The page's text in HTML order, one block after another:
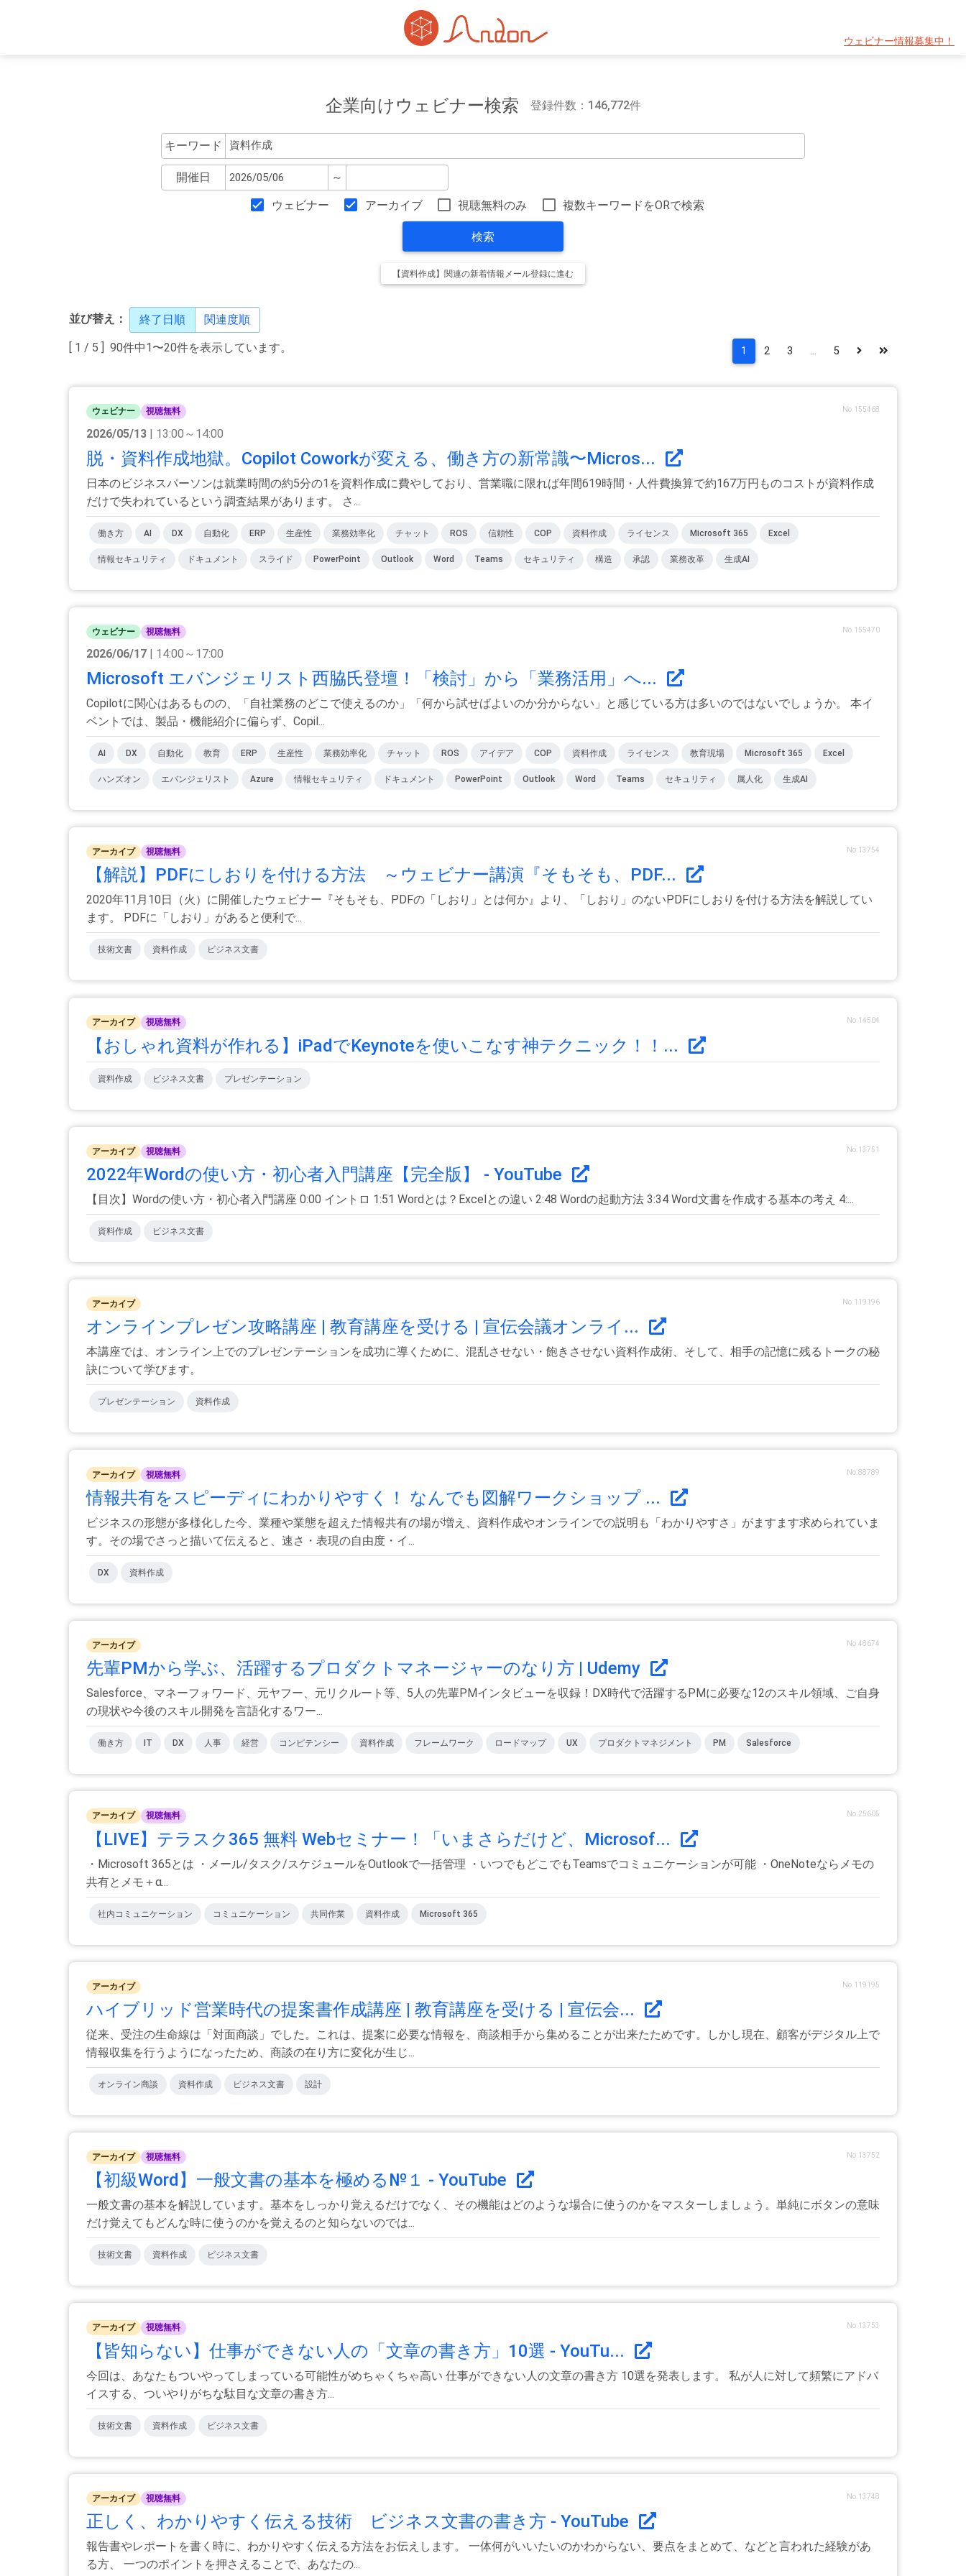
ウェビナー情報募集中！
企業向けウェビナー検索 登録件数：146,772件
キーワード
開催日 ～
ウェビナー アーカイブ 視聴無料のみ 複数キーワードをORで検索
検索
【資料作成】関連の新着情報メール登録に進む
並び替え： 終了日順 関連度順
[ 1 / 5 ] 90件中1〜20件を表示しています。 1 2 3 ... 5
ウェビナー 視聴無料 No.155468
2026/05/13 | 13:00～14:00
脱・資料作成地獄。Copilot Coworkが変える、働き方の新常識〜Micros...
日本のビジネスパーソンは就業時間の約5分の1を資料作成に費やしており、営業職に限れば年間619時間・人件費換算で約167万円ものコストが資料作成
だけで失われているという調査結果があります。 さ...
働き方 AI DX 自動化 ERP 生産性 業務効率化 チャット ROS 信頼性 COP 資料作成 ライセンス Microsoft 365 Excel
情報セキュリティ ドキュメント スライド PowerPoint Outlook Word Teams セキュリティ 構造 承認 業務改革 生成AI
ウェビナー 視聴無料 No.155470
2026/06/17 | 14:00～17:00
Microsoft エバンジェリスト西脇氏登壇！「検討」から「業務活用」へ...
Copilotに関心はあるものの、「自社業務のどこで使えるのか」「何から試せばよいのか分からない」と感じている方は多いのではないでしょうか。 本イ
ベントでは、製品・機能紹介に偏らず、Copil...
AI DX 自動化 教育 ERP 生産性 業務効率化 チャット ROS アイデア COP 資料作成 ライセンス 教育現場 Microsoft 365 Excel
ハンズオン エバンジェリスト Azure 情報セキュリティ ドキュメント PowerPoint Outlook Word Teams セキュリティ 属人化 生成AI
アーカイブ 視聴無料 No.13754
【解説】PDFにしおりを付ける方法 ～ウェビナー講演『そもそも、PDF...
2020年11月10日（火）に開催したウェビナー『そもそも、PDFの「しおり」とは何か』より、「しおり」のないPDFにしおりを付ける方法を解説してい
ます。 PDFに「しおり」があると便利で...
技術文書 資料作成 ビジネス文書
アーカイブ 視聴無料 No.14504
【おしゃれ資料が作れる】iPadでKeynoteを使いこなす神テクニック！！...
資料作成 ビジネス文書 プレゼンテーション
アーカイブ 視聴無料 No.13751
2022年Wordの使い方・初心者入門講座【完全版】 - YouTube
【目次】Wordの使い方・初心者入門講座 0:00 イントロ 1:51 Wordとは？Excelとの違い 2:48 Wordの起動方法 3:34 Word文書を作成する基本の考え 4:...
資料作成 ビジネス文書
アーカイブ No.119196
オンラインプレゼン攻略講座 | 教育講座を受ける | 宣伝会議オンライ...
本講座では、オンライン上でのプレゼンテーションを成功に導くために、混乱させない・飽きさせない資料作成術、そして、相手の記憶に残るトークの秘
訣について学びます。
プレゼンテーション 資料作成
アーカイブ 視聴無料 No.88789
情報共有をスピーディにわかりやすく！ なんでも図解ワークショップ ...
ビジネスの形態が多様化した今、業種や業態を超えた情報共有の場が増え、資料作成やオンラインでの説明も「わかりやすさ」がますます求められていま
す。その場でさっと描いて伝えると、速さ・表現の自由度・イ...
DX 資料作成
アーカイブ No.48674
先輩PMから学ぶ、活躍するプロダクトマネージャーのなり方 | Udemy
Salesforce、マネーフォワード、元ヤフー、元リクルート等、5人の先輩PMインタビューを収録！DX時代で活躍するPMに必要な12のスキル領域、ご自身
の現状や今後のスキル開発を言語化するワー...
働き方 IT DX 人事 経営 コンピテンシー 資料作成 フレームワーク ロードマップ UX プロダクトマネジメント PM Salesforce
アーカイブ 視聴無料 No.25605
【LIVE】テラスク365 無料 Webセミナー！「いまさらだけど、Microsof...
・Microsoft 365とは ・メール/タスク/スケジュールをOutlookで一括管理 ・いつでもどこでもTeamsでコミュニケーションが可能 ・OneNoteならメモの
共有とメモ＋α...
社内コミュニケーション コミュニケーション 共同作業 資料作成 Microsoft 365
アーカイブ No.119195
ハイブリッド営業時代の提案書作成講座 | 教育講座を受ける | 宣伝会...
従来、受注の生命線は「対面商談」でした。これは、提案に必要な情報を、商談相手から集めることが出来たためです。しかし現在、顧客がデジタル上で
情報収集を行うようになったため、商談の在り方に変化が生じ...
オンライン商談 資料作成 ビジネス文書 設計
アーカイブ 視聴無料 No.13752
【初級Word】一般文書の基本を極める№１ - YouTube
一般文書の基本を解説しています。基本をしっかり覚えるだけでなく、その機能はどのような場合に使うのかをマスターしましょう。単純にボタンの意味
だけ覚えてもどんな時に使うのかを覚えるのと知らないのでは...
技術文書 資料作成 ビジネス文書
アーカイブ 視聴無料 No.13753
【皆知らない】仕事ができない人の「文章の書き方」10選 - YouTu...
今回は、あなたもついやってしまっている可能性がめちゃくちゃ高い 仕事ができない人の文章の書き方 10選を発表します。 私が人に対して頻繁にアドバ
イスする、ついやりがちな駄目な文章の書き方...
技術文書 資料作成 ビジネス文書
アーカイブ 視聴無料 No.13748
正しく、わかりやすく伝える技術 ビジネス文書の書き方 - YouTube
報告書やレポートを書く時に、わかりやすく伝える方法をお伝えします。 一体何がいいたいのかわからない、要点をまとめて、などと言われた経験があ
る方、 一つのポイントを押さえることで、あなたの...